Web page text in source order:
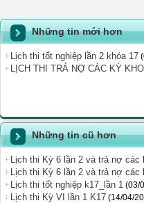
Những tin mới hơn
Lịch thi tốt nghiệp lần 2 khóa 17
LỊCH THI TRẢ NỢ CÁC KỲ
Những tin cũ hơn
Lịch thi Kỳ 6 lần 2 và trả nợ các
Lịch thi Kỳ 6 lần 2 và trả nợ các
Lịch thi tốt nghiệp k17_lần 1 (03/
Lịch thi Kỳ VI lần 1 K17 (14/04/